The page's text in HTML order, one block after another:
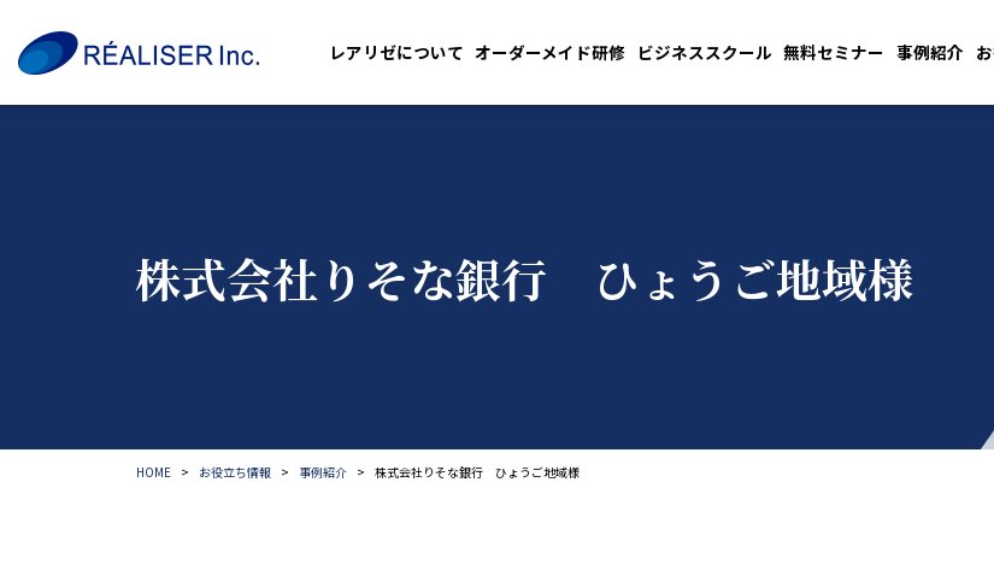
レアリゼについて オーダーメイド研修 ビジネススクール 無料セミナー 事例紹介
株式会社りそな銀行 ひょうご地域様
HOME お役立ち情報 事例紹介 株式会社りそな銀行 ひょうご地域様